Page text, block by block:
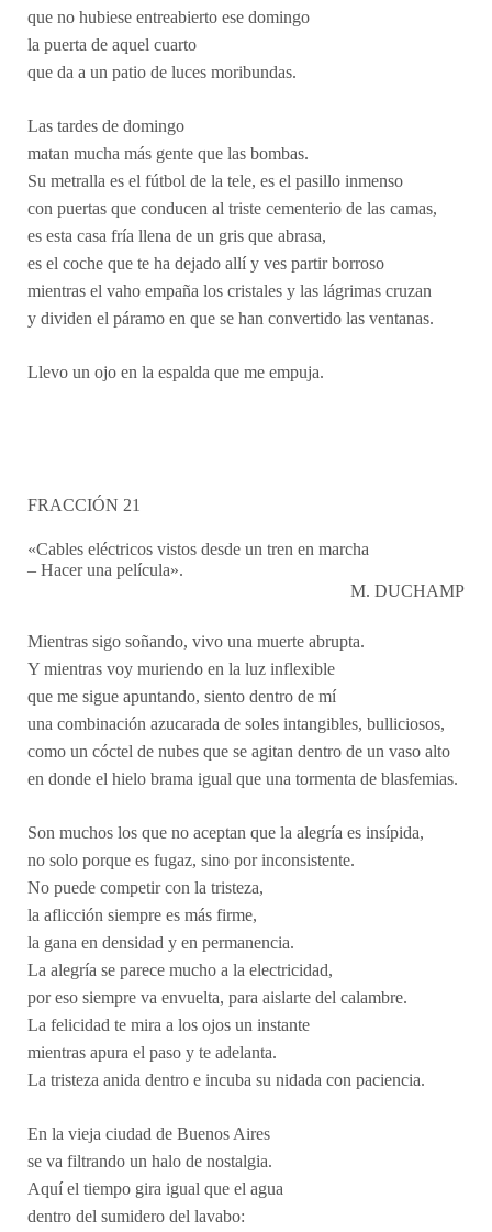
que no hubiese entreabierto ese domingo
la puerta de aquel cuarto
que da a un patio de luces moribundas.
Las tardes de domingo
matan mucha más gente que las bombas.
Su metralla es el fútbol de la tele, es el pasillo inmenso
con puertas que conducen al triste cementerio de las camas,
es esta casa fría llena de un gris que abrasa,
es el coche que te ha dejado allí y ves partir borroso
mientras el vaho empaña los cristales y las lágrimas cruzan
y dividen el páramo en que se han convertido las ventanas.
Llevo un ojo en la espalda que me empuja.
FRACCIÓN 21
«Cables eléctricos vistos desde un tren en marcha
– Hacer una película».
M. DUCHAMP
Mientras sigo soñando, vivo una muerte abrupta.
Y mientras voy muriendo en la luz inflexible
que me sigue apuntando, siento dentro de mí
una combinación azucarada de soles intangibles, bulliciosos,
como un cóctel de nubes que se agitan dentro de un vaso alto
en donde el hielo brama igual que una tormenta de blasfemias.
Son muchos los que no aceptan que la alegría es insípida,
no solo porque es fugaz, sino por inconsistente.
No puede competir con la tristeza,
la aflicción siempre es más firme,
la gana en densidad y en permanencia.
La alegría se parece mucho a la electricidad,
por eso siempre va envuelta, para aislarte del calambre.
La felicidad te mira a los ojos un instante
mientras apura el paso y te adelanta.
La tristeza anida dentro e incuba su nidada con paciencia.
En la vieja ciudad de Buenos Aires
se va filtrando un halo de nostalgia.
Aquí el tiempo gira igual que el agua
dentro del sumidero del lavabo: